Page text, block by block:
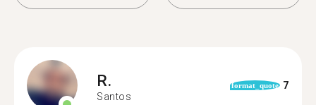
R.
Santos
format_quote 7